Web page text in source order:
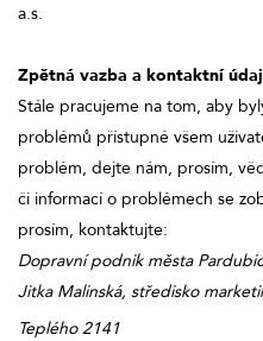
a.s.
Zpětná vazba a kontaktní
Stále pracujeme na tom, aby
problémů přístupné všem
problém, dejte nám, prosím,
či informací o problémech se
prosím, kontaktujte:
Dopravní podnik města
Jitka Malinská, středisko
Teplého 2141